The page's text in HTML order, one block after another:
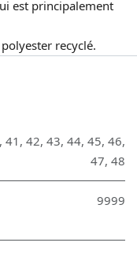
est principalement
recyclé.
, 41 , 42, 43, 44, 45, 46,
47, 48
9999